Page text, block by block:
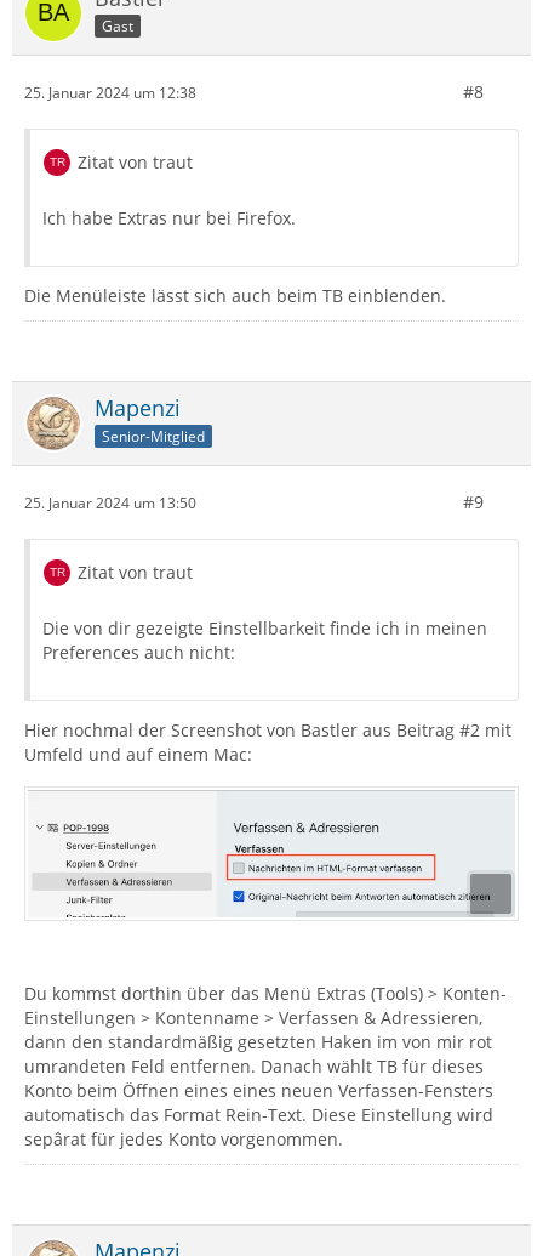
Gast
25. Januar 2024 um 12:38 #8
Zitat von traut
Ich habe Extras nur bei Firefox.
Die Menüleiste lässt sich auch beim TB einblenden.
Mapenzi
Senior-Mitglied
25. Januar 2024 um 13:50 #9
Zitat von traut
Die von dir gezeigte Einstellbarkeit finde ich in meinen
Preferences auch nicht:
Hier nochmal der Screenshot von Bastler aus Beitrag #2 mit
Umfeld und auf einem Mac:
Du kommst dorthin über das Menü Extras (Tools) > Konten-
Einstellungen > Kontenname > Verfassen & Adressieren,
dann den standardmäßig gesetzten Haken im von mir rot
umrandeten Feld entfernen. Danach wählt TB für dieses
Konto beim Öffnen eines eines neuen Verfassen-Fensters
automatisch das Format Rein-Text. Diese Einstellung wird
sepârat für jedes Konto vorgenommen.